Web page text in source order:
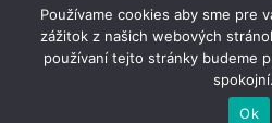
Copyright © 2025 Správa
Používame cookies aby sme pre
zážitok z našich webových
používaní tejto stránky budeme
spokojní.
Ok